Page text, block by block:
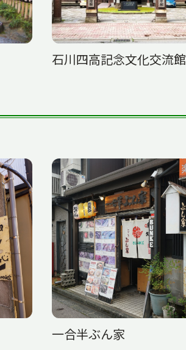
石川四高記念文化交流館
一合半ぶん家